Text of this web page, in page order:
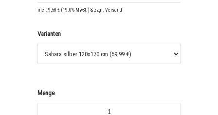
incl. 9,58 € (19.0% MwSt.) & zzgl. Versand
Varianten
Menge